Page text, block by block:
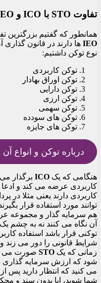
تفاوت STO با ICO و IEO
همانطور که گفتیم بزرگترین
IEO ها دارند در قانون
نوع توکن داشتیم:
توکن کاربردی
توکن اوراق بهادار
توکن دارایی
توکن ارزی
توکن سهمی
توکن های سودده
توکن های جایزه
درباره توکن و انواع آن
هنگامی که یک ICO برگذار
کاربردی عرضه می کند و ادعا
کاربردی دارند یعنی مثلا
توانند مورد استفاده قرار
هم سرمایه گذار و مجموعه
آن نگاه می کنند نه به چشم
توکنی قرار باشد استفاده
شرایط قانونی را دور می
زمانی که یک STO صورت می
شود که ارزش سرمایه گذاری
می کنید که انتظار دارید پس
شما شوید، ایا بدون سند و